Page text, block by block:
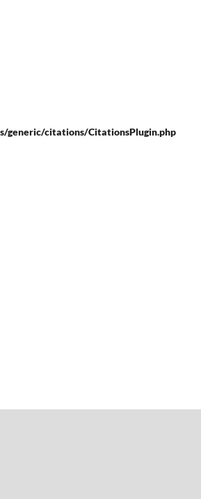
generic/citations/CitationsPlugin.php